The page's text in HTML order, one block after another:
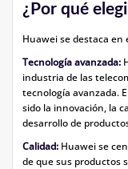
¿Por qué
Huawei se destaca en
Tecnología avanzada:
industria de las
tecnología avanzada.
sido la innovación, la
desarrollo de
Calidad: Huawei se
de que sus productos